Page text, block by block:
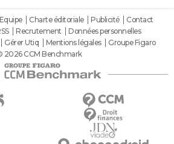
Equipe Charte éditoriale Publicité
Contact
Recrutement
Données personnelles
Gérer Utiq Mentions légales
Groupe Figaro
2026 CCM Benchmark